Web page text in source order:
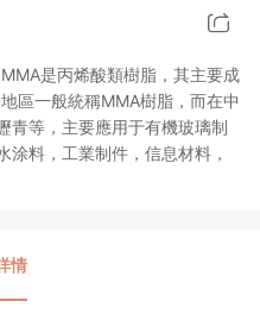
是丙烯酸類樹脂，其主要成
區一般統稱MMA樹脂，而在中
青等，主要應用于有機玻璃制
料，工業制件，信息材料，
情